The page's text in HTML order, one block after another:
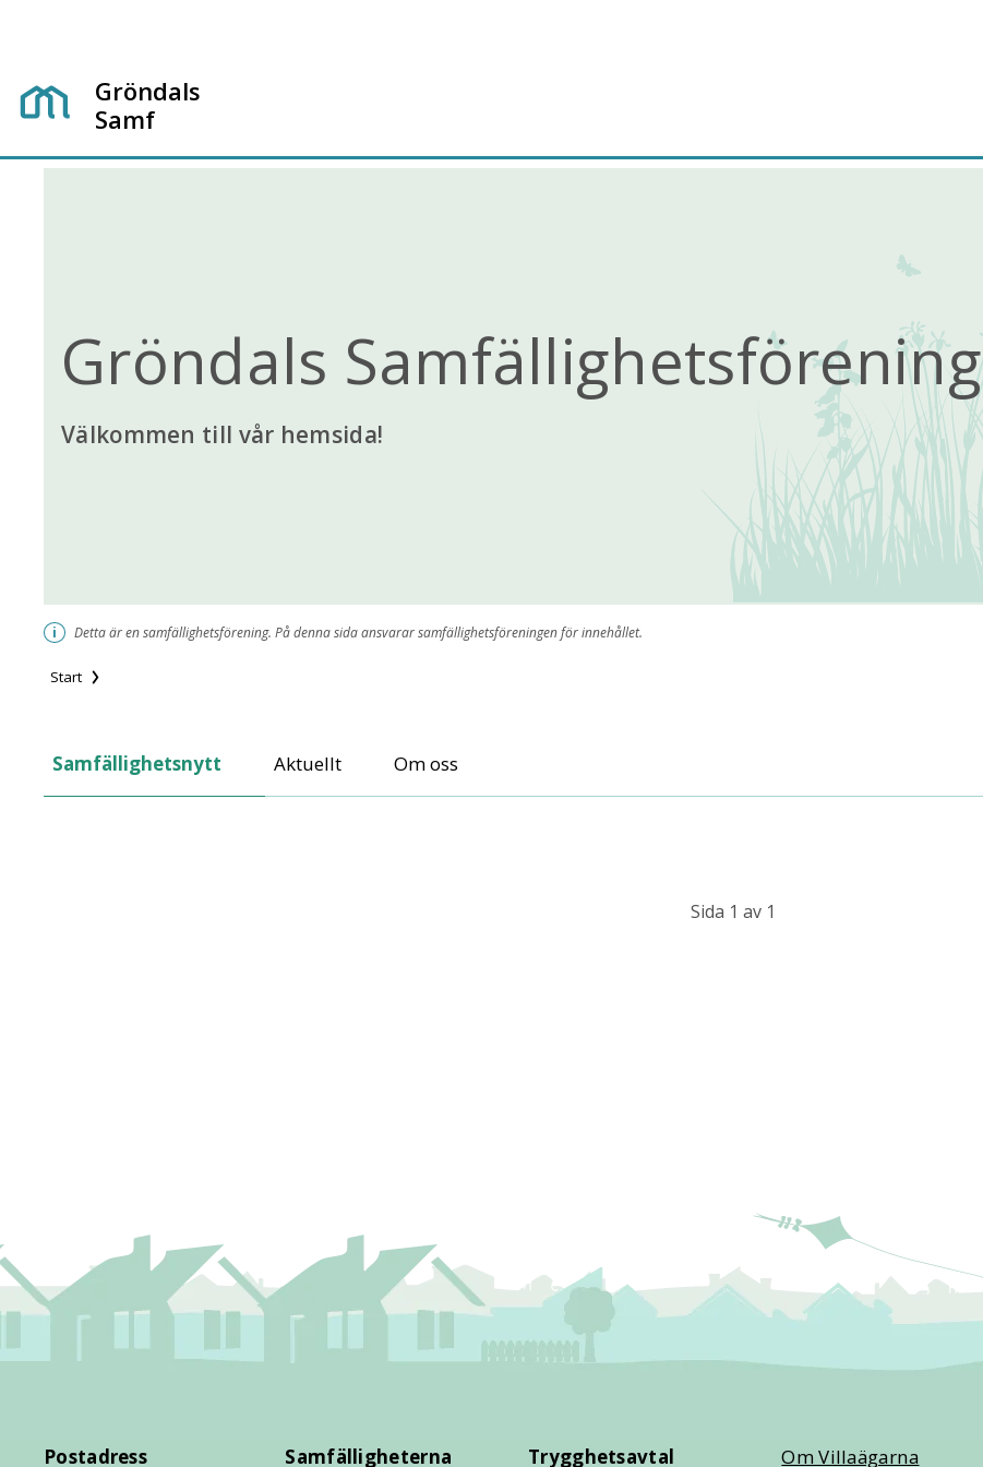
Gröndals
Samf
Gröndals Samfällighetsförening
Välkommen till vår hemsida!
i Detta är en samfällighetsförening. På denna sida ansvarar samfällighetsföreningen för innehållet.
Start
Samfällighetsnytt Aktuellt Om oss
Sida 1 av 1
Postadress
Samfälligheterna
Trygghetsavtal
Om Villaägarna